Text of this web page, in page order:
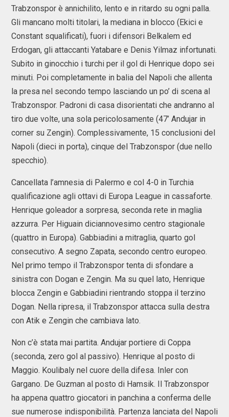
Trabzonspor è annichilito, lento e in ritardo su ogni palla.
Gli mancano molti titolari, la mediana in blocco (Ekici e
Constant squalificati), fuori i difensori Belkalem ed
Erdogan, gli attaccanti Yatabare e Denis Yilmaz infortunati.
Subito in ginocchio i turchi per il gol di Henrique dopo sei
minuti. Poi completamente in balia del Napoli che allenta
la presa nel secondo tempo lasciando un po’ di scena al
Trabzonspor. Padroni di casa disorientati che andranno al
tiro due volte, una sola pericolosamente (47’ Andujar in
corner su Zengin). Complessivamente, 15 conclusioni del
Napoli (dieci in porta), cinque del Trabzonspor (due nello
specchio).
Cancellata l’amnesia di Palermo e col 4-0 in Turchia
qualificazione agli ottavi di Europa League in cassaforte.
Henrique goleador a sorpresa, seconda rete in maglia
azzurra. Per Higuain diciannovesimo centro stagionale
(quattro in Europa). Gabbiadini a mitraglia, quarto gol
consecutivo. A segno Zapata, secondo centro europeo.
Nel primo tempo il Trabzonspor tenta di sfondare a
sinistra con Dogan e Zengin. Ma su quel lato, Henrique
blocca Zengin e Gabbiadini rientrando stoppa il terzino
Dogan. Nella ripresa, il Trabzonspor attacca sulla destra
con Atik e Zengin che cambiava lato.
Non c’è stata mai partita. Andujar portiere di Coppa
(seconda, zero gol al passivo). Henrique al posto di
Maggio. Koulibaly nel cuore della difesa. Inler con
Gargano. De Guzman al posto di Hamsik. Il Trabzonspor
ha appena quattro giocatori in panchina a conferma delle
sue numerose indisponibilità. Partenza lanciata del Napoli